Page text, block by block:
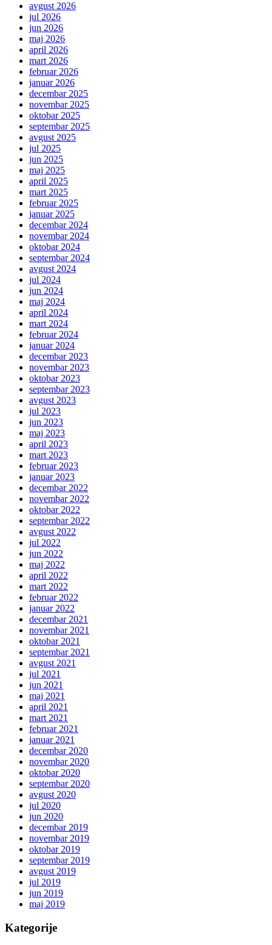
avgust 2026
jul 2026
jun 2026
maj 2026
april 2026
mart 2026
februar 2026
januar 2026
decembar 2025
novembar 2025
oktobar 2025
septembar 2025
avgust 2025
jul 2025
jun 2025
maj 2025
april 2025
mart 2025
februar 2025
januar 2025
decembar 2024
novembar 2024
oktobar 2024
septembar 2024
avgust 2024
jul 2024
jun 2024
maj 2024
april 2024
mart 2024
februar 2024
januar 2024
decembar 2023
novembar 2023
oktobar 2023
septembar 2023
avgust 2023
jul 2023
jun 2023
maj 2023
april 2023
mart 2023
februar 2023
januar 2023
decembar 2022
novembar 2022
oktobar 2022
septembar 2022
avgust 2022
jul 2022
jun 2022
maj 2022
april 2022
mart 2022
februar 2022
januar 2022
decembar 2021
novembar 2021
oktobar 2021
septembar 2021
avgust 2021
jul 2021
jun 2021
maj 2021
april 2021
mart 2021
februar 2021
januar 2021
decembar 2020
novembar 2020
oktobar 2020
septembar 2020
avgust 2020
jul 2020
jun 2020
decembar 2019
novembar 2019
oktobar 2019
septembar 2019
avgust 2019
jul 2019
jun 2019
maj 2019
Kategorije